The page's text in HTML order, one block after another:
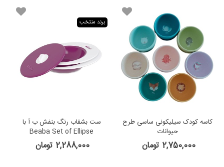
کاسه کودک سیلیکونی ساسی طرح
حیوانات
2,750,000 تومان
برند منتخب
ست بشقاب رنگ بنفش ب آ با
Beaba Set of Ellipse
evolutive plates
2,288,000 تومان